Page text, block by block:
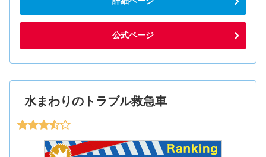
公式ページ
水まわりのトラブル救急車